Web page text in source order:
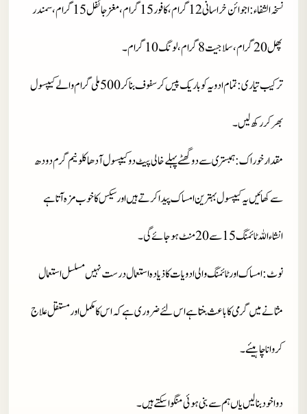
نسخہ الشفاء
: اجوائن خراسانی 12 گرام، کافور 15 گرام، مغز جائفل 15 گرام، سمندر
پھل 20 گرام، سلاجیت 8 گرام، لونگ 10 گرام۔
ترکیب تیاری
: تمام ادویہ کو باریک پیس کر سفوف بنا کر 500 ملی گرام والے کیپسول
بھر کر رکھ لیں۔
مقدار خوراک: ہمبستری سے دو گھٹے پہلے خالی پیٹ دو کیپسول آدھا کلو نیم گرم دودھ
سے کھائیں یہ کیپسول بہترین امساک پیدا کرتے ہیں اور سیکس کا خوب مزہ آتا ہے
انشاءاللہ ٹائمنگ 15 سے 20 منٹ ہو جائے گی۔
نوٹ: امساک اور ٹائمنگ والی ادویات کا ذیادہ استعمال درست نہیں مسلسل استعمال
مثانے میں گرمی کا باعث بنتا ہے اس لئے ضروری ہے کہ اس کا مکمل اور مستقل علاج
کروانا چاہیئے۔
دوا خود بنا لیں یاں ہم سے بنی ہوئی منگوا سکتے ہیں۔